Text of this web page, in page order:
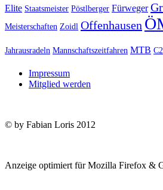
Elite Staatsmeister Pöstlberger Fürweger
Meisterschaften Zoidl Offenhausen
Jahrausradeln Mannschaftszeitfahren MTB C2
Impressum
Mitglied werden
© by Fabian Loris 2012
Anzeige optimiert für Mozilla Firefox &